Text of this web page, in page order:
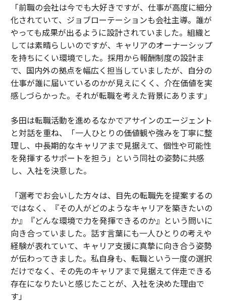
「前職の会社は今でも大好きですが、仕事が高度に細分
化されていて、ジョブローテーションも会社主導。誰が
やっても成果が出るように設計されていました。組織と
しては素晴らしいのですが、キャリアのオーナーシップ
を持ちにくい環境でした。採用から報酬制度の設計ま
で、国内外の拠点を幅広く担当していましたが、自分の
仕事が誰に届いているのかが見えにくく、介在価値を実
感しづらかった。それが転職を考えた背景にあります」
多田は転職活動を進めるなかでアサインのエージェント
と対話を重ね、「一人ひとりの価値観や強みを丁寧に整
理し、中長期的なキャリアまで見据えて、個性や可能性
を発揮するサポートを担う」という同社の姿勢に共感
し、入社を決意した。
「選考でお会いした方々は、目先の転職先を提案するの
ではなく、『その人がどのようなキャリアを築きたいの
か』『どんな環境で力を発揮できるのか』という問いに
向き合っていました。話す言葉にも一人ひとりの考えや
経験が表れていて、キャリア支援に真摯に向き合う姿勢
が伝わってきました。私自身も、転職という一度の選択
だけでなく、その先のキャリアまで見据えて伴走できる
存在になりたいと感じたことが、入社を決めた理由で
す」